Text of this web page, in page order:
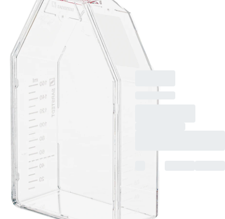
2-Positionen-
Schraubkappe, TC
Tested, 5 Stück/Beutel